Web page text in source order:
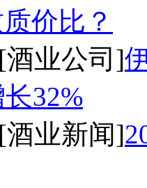
价比？
[酒业公司]
32%
[酒业新闻]